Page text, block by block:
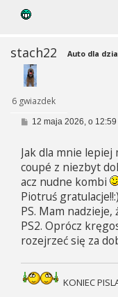
stach22
6 gwiazdek
Auto dla
P
t
12 maja 2026, o 12:59
Jak dla mnie
coupé z niezbyt
acz nudne kombi
Piotruś gratulacje!!:)
PS. Mam
PS2. Oprócz
rozejrzeć się za
KONIEC